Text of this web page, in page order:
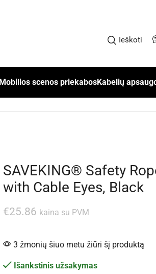
Ieškoti
Mobilios scenos priekabosKabelių
SAVEKING® Safety
with Cable Eyes, Black
€25.86 kaina su PVM
3 žmonių šiuo metu žiūri šį produktą
Išankstinis užsakymas